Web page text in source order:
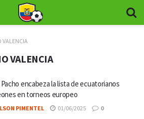
VALENCIA
encabeza la lista de ecuatorianos
en torneos europeo
PIMENTEL 01/06/2025 0